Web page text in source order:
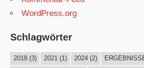
WordPress.org
Schlagwörter
2018(3) 2021(1) 2024(2)